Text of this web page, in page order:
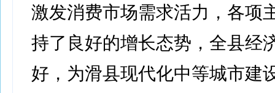
激发消费市场需求活力，各项
持了良好的增长态势，全县经
好，为滑县现代化中等城市建